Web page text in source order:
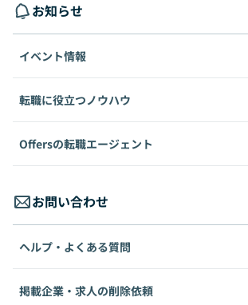
お知らせ
イベント情報
転職に役立つノウハウ
Offersの転職エージェント
お問い合わせ
ヘルプ・よくある質問
掲載企業・求人の削除依頼